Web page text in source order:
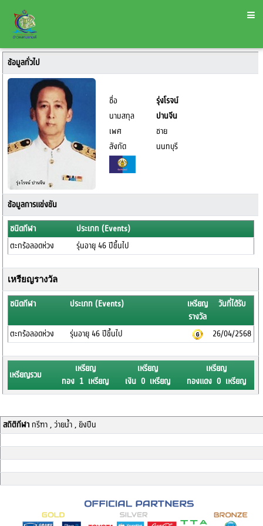
ข้อมูลทั่วไป
ชื่อ
รุ่งโรจน์
นามสกุล
ปานจีน
เพศ
ชาย
สังกัด
นนทบุรี
ข้อมูลการแข่งขัน
ชนิดกีฬา
ประเภท (Events)
ตะกร้อลอดห่วง
รุ่นอายุ 46 ปีขึ้นไป
เหรียญรางวัล
ชนิดกีฬา ประเภท (Events)
เหรียญ
รางวัล
วันที่ได้รับ
ตะกร้อลอดห่วง รุ่นอายุ 46 ปีขึ้นไป 26/04/2568
เหรียญรวม
เหรียญ
ทอง 1 เหรียญ
เหรียญ
เงิน 0 เหรียญ
เหรียญ
ทองแดง 0 เหรียญ
สถิติกีฬากรีฑา , ว่ายน้ำ , ยิงปืน